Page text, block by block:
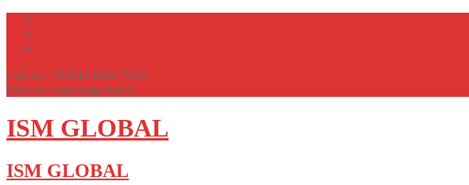
Call us : +62812 8180 7070
Mail us : cs@ismglobal.id
ISM GLOBAL
ISM GLOBAL